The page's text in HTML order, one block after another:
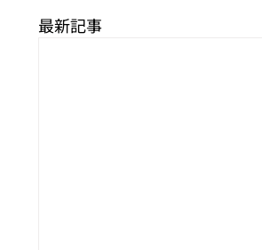
最新記事